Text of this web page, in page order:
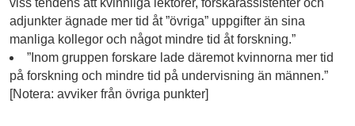
viss tendens att kvinnliga lektorer, forskarassistenter och
adjunkter ägnade mer tid åt ”övriga” uppgifter än sina
manliga kollegor och något mindre tid åt forskning.”
”Inom gruppen forskare lade däremot kvinnorna mer tid
på forskning och mindre tid på undervisning än männen.”
[Notera: avviker från övriga punkter]